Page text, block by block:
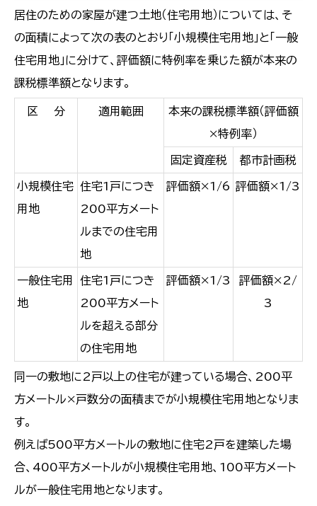
居住のための家屋が建つ土地（住宅用地）については、そ
の面積によって次の表のとおり「小規模住宅用地」と「一般
住宅用地」に分けて、評価額に特例率を乗じた額が本来の
課税標準額となります。
区 分 適用範囲
本来の課税標準額（評価額
×特例率）
固定資産税 都市計画税
小規模住宅
用地
住宅1戸につき
200平方メート
ルまでの住宅用
地
評価額×1/6 評価額×1/3
一般住宅用
地
住宅1戸につき
200平方メート
ルを超える部分
の住宅用地
評価額×1/3
評価額×2/
3
同一の敷地に2戸以上の住宅が建っている場合、200平
方メートル×戸数分の面積までが小規模住宅用地となりま
す。
例えば500平方メートルの敷地に住宅2戸を建築した場
合、400平方メートルが小規模住宅用地、100平方メート
ルが一般住宅用地となります。